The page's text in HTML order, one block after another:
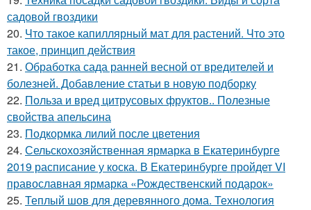
садовой гвоздики
20. Что такое капиллярный мат для растений. Что это
такое, принцип действия
21. Обработка сада ранней весной от вредителей и
болезней. Добавление статьи в новую подборку
22. Польза и вред цитрусовых фруктов.. Полезные
свойства апельсина
23. Подкормка лилий после цветения
24. Сельскохозяйственная ярмарка в Екатеринбурге
2019 расписание у коска. В Екатеринбурге пройдет VI
православная ярмарка «Рождественский подарок»
25. Теплый шов для деревянного дома. Технология